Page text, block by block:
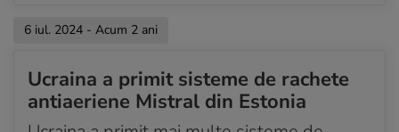
6 iul. 2024 - Acum 2 ani
Ucraina a primit sisteme de rachete
antiaeriene Mistral din Estonia